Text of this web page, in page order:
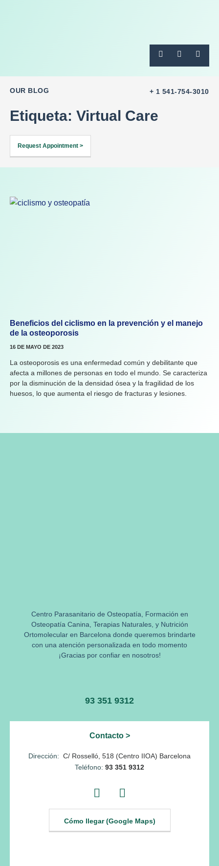
OUR BLOG + 1 541-754-3010
Etiqueta: Virtual Care
Request Appointment >
Beneficios del ciclismo en la prevención y el manejo
de la osteoporosis
16 DE MAYO DE 2023
La osteoporosis es una enfermedad común y debilitante que
afecta a millones de personas en todo el mundo. Se caracteriza
por la disminución de la densidad ósea y la fragilidad de los
huesos, lo que aumenta el riesgo de fracturas y lesiones.
Centro Parasanitario de Osteopatía, Formación en
Osteopatía Canina, Terapias Naturales, y Nutrición
Ortomolecular en Barcelona donde queremos brindarte
con una atención personalizada en todo momento
¡Gracias por confiar en nosotros!
93 351 9312
Contacto >
Dirección: C/ Rosselló, 518 (Centro IIOA) Barcelona
Teléfono: 93 351 9312
Cómo llegar (Google Maps)